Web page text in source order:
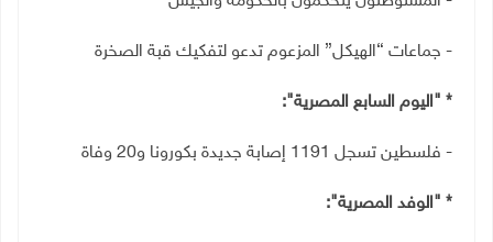
- جماعات “الهيكل” المزعوم تدعو لتفكيك قبة الصخرة
* "اليوم السابع المصرية":
- فلسطين تسجل 1191 إصابة جديدة بكورونا و20 وفاة
* "الوفد المصرية":